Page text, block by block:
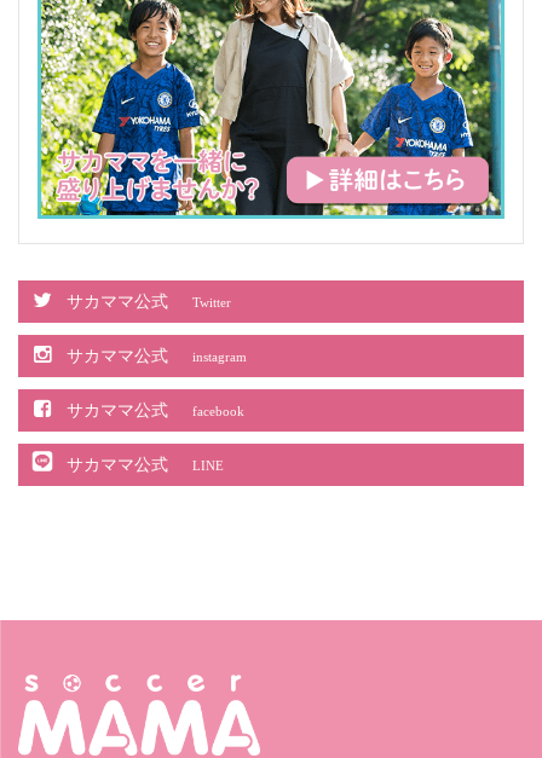
サカママ公式 Twitter
サカママ公式 instagram
サカママ公式 facebook
サカママ公式 LINE